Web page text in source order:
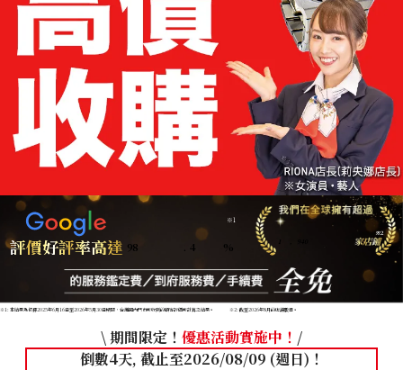
98 4 %
※1
評價好評率高達
※2
※1: 本結果為依據2025年6月16日至2026年5月30日期間，台灣國內門市所收到的顧客評價所計算之結果。 ※2: 截至2026年8月的店舖數目。
\ 期間限定！ 優惠活動實施中！ /
倒數4天, 截止至2026/08/09 (週日)！